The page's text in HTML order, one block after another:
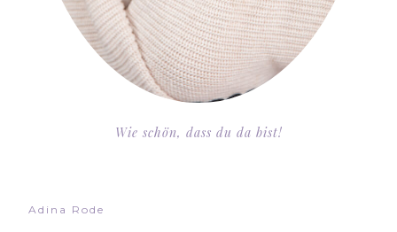
Wie schön, dass du da bist!
Adina Rode